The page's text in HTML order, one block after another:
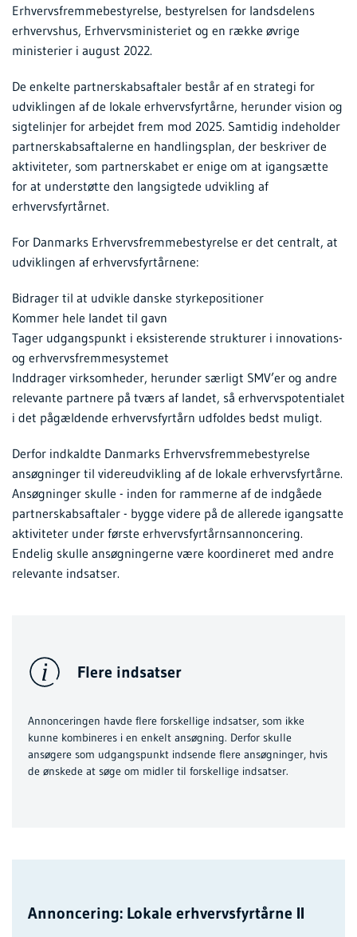
Erhvervsfremmebestyrelse, bestyrelsen for landsdelens
erhvervshus, Erhvervsministeriet og en række øvrige
ministerier i august 2022.
De enkelte partnerskabsaftaler består af en strategi for
udviklingen af de lokale erhvervsfyrtårne, herunder vision og
sigtelinjer for arbejdet frem mod 2025. Samtidig indeholder
partnerskabsaftalerne en handlingsplan, der beskriver de
aktiviteter, som partnerskabet er enige om at igangsætte
for at understøtte den langsigtede udvikling af
erhvervsfyrtårnet.
For Danmarks Erhvervsfremmebestyrelse er det centralt, at
udviklingen af erhvervsfyrtårnene:
Bidrager til at udvikle danske styrkepositioner
Kommer hele landet til gavn
Tager udgangspunkt i eksisterende strukturer i innovations-
og erhvervsfremmesystemet
Inddrager virksomheder, herunder særligt SMV’er og andre
relevante partnere på tværs af landet, så erhvervspotentialet
i det pågældende erhvervsfyrtårn udfoldes bedst muligt.
Derfor indkaldte Danmarks Erhvervsfremmebestyrelse
ansøgninger til videreudvikling af de lokale erhvervsfyrtårne.
Ansøgninger skulle - inden for rammerne af de indgåede
partnerskabsaftaler - bygge videre på de allerede igangsatte
aktiviteter under første erhvervsfyrtårnsannoncering.
Endelig skulle ansøgningerne være koordineret med andre
relevante indsatser.
Flere indsatser
Annonceringen havde flere forskellige indsatser, som ikke
kunne kombineres i en enkelt ansøgning. Derfor skulle
ansøgere som udgangspunkt indsende flere ansøgninger, hvis
de ønskede at søge om midler til forskellige indsatser.
Annoncering: Lokale erhvervsfyrtårne II